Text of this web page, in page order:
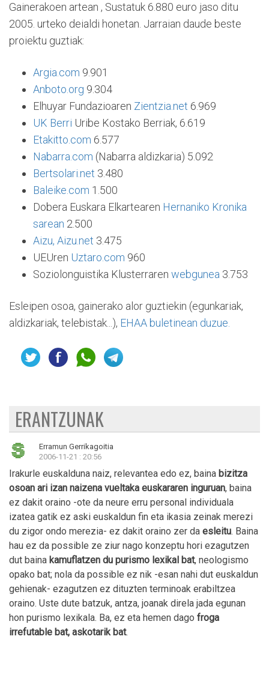
Gainerakoen artean , Sustatuk 6.880 euro jaso ditu
2005. urteko deialdi honetan. Jarraian daude beste
proiektu guztiak:
Argia.com 9.901
Anboto.org 9.304
Elhuyar Fundazioaren Zientzia.net 6.969
UK Berri Uribe Kostako Berriak, 6.619
Etakitto.com 6.577
Nabarra.com (Nabarra aldizkaria) 5.092
Bertsolari.net 3.480
Baleike.com 1.500
Dobera Euskara Elkartearen Hernaniko Kronika
sarean 2.500
Aizu, Aizu.net 3.475
UEUren Uztaro.com 960
Soziolonguistika Klusterraren webgunea 3.753
Esleipen osoa, gainerako alor guztiekin (egunkariak,
aldizkariak, telebistak...), EHAA buletinean duzue.
ERANTZUNAK
Erramun Gerrikagoitia
2006-11-21 : 20:56
Irakurle euskalduna naiz, relevantea edo ez, baina bizitza
osoan ari izan naizena vueltaka euskararen inguruan, baina
ez dakit oraino -ote da neure erru personal individuala
izatea gatik ez aski euskaldun fin eta ikasia zeinak merezi
du zigor ondo merezia- ez dakit oraino zer da esleitu. Baina
hau ez da possible ze ziur nago konzeptu hori ezagutzen
dut baina kamuflatzen du purismo lexikal bat, neologismo
opako bat; nola da possible ez nik -esan nahi dut euskaldun
gehienak- ezagutzen ez dituzten terminoak erabiltzea
oraino. Uste dute batzuk, antza, joanak direla jada egunan
hon purismo lexikala. Ba, ez eta hemen dago froga
irrefutable bat, askotarik bat.